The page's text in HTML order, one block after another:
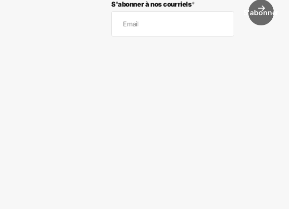
S'abonner à nos courriels*
S'abonner